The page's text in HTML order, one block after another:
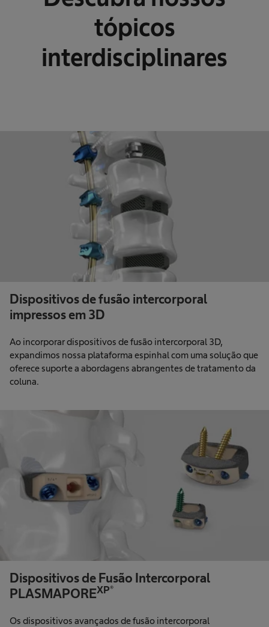
tópicos
interdisciplinares
Dispositivos de fusão intercorporal
impressos em 3D
Ao incorporar dispositivos de fusão intercorporal 3D,
expandimos nossa plataforma espinhal com uma solução que
oferece suporte a abordagens abrangentes de tratamento da
coluna.
Dispositivos de Fusão Intercorporal
PLASMAPOREXP®
Os dispositivos avançados de fusão intercorporal